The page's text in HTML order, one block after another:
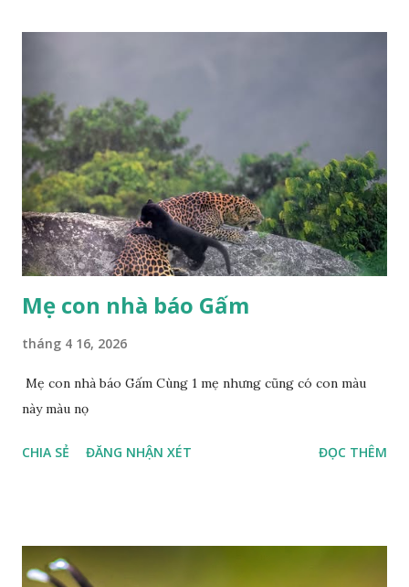
Mẹ con nhà báo Gấm
tháng 4 16, 2026
Mẹ con nhà báo Gấm Cùng 1 mẹ nhưng cũng có con màu
này màu nọ
CHIA SẺ ĐĂNG NHẬN XÉT ĐỌC THÊM